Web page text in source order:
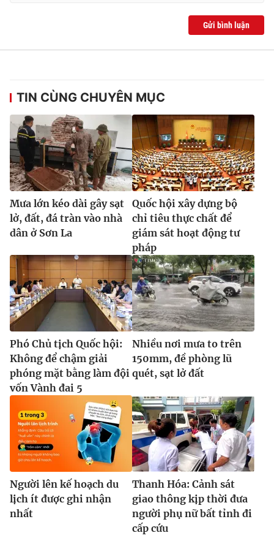
Gửi bình luận
TIN CÙNG CHUYÊN MỤC
Mưa lớn kéo dài gây sạt
lở, đất, đá tràn vào nhà
dân ở Sơn La
Quốc hội xây dựng bộ
chỉ tiêu thực chất để
giám sát hoạt động tư
pháp
Phó Chủ tịch Quốc hội:
Không để chậm giải
phóng mặt bằng làm đội
vốn Vành đai 5
Nhiều nơi mưa to trên
150mm, đề phòng lũ
quét, sạt lở đất
Người lên kế hoạch du
lịch ít được ghi nhận
nhất
Thanh Hóa: Cảnh sát
giao thông kịp thời đưa
người phụ nữ bất tỉnh đi
cấp cứu